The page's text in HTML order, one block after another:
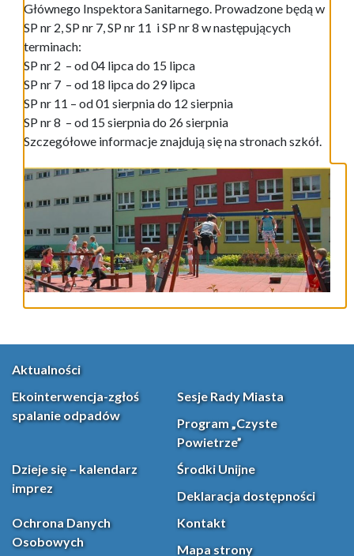
Głównego Inspektora Sanitarnego. Prowadzone będą w
SP nr 2, SP nr 7, SP nr 11 i SP nr 8 w następujących
terminach:
SP nr 2 – od 04 lipca do 15 lipca
SP nr 7 – od 18 lipca do 29 lipca
SP nr 11 – od 01 sierpnia do 12 sierpnia
SP nr 8 – od 15 sierpnia do 26 sierpnia
Szczegółowe informacje znajdują się na stronach szkół.
Aktualności
Ekointerwencja-zgłoś
spalanie odpadów
Sesje Rady Miasta
Program „Czyste
Powietrze”
Dzieje się – kalendarz
imprez
Środki Unijne
Deklaracja dostępności
Ochrona Danych
Osobowych
Kontakt
Mapa strony